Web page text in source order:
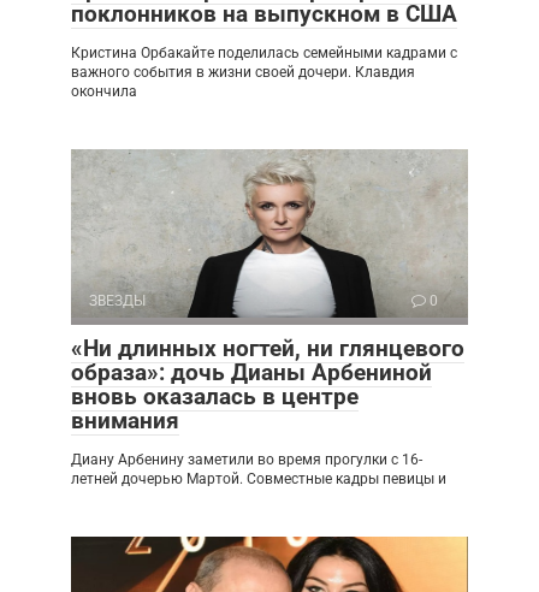
поклонников на выпускном в США
Кристина Орбакайте поделилась семейными кадрами с
важного события в жизни своей дочери. Клавдия
окончила
ЗВЕЗДЫ 0
«Ни длинных ногтей, ни глянцевого
образа»: дочь Дианы Арбениной
вновь оказалась в центре
внимания
Диану Арбенину заметили во время прогулки с 16-
летней дочерью Мартой. Совместные кадры певицы и